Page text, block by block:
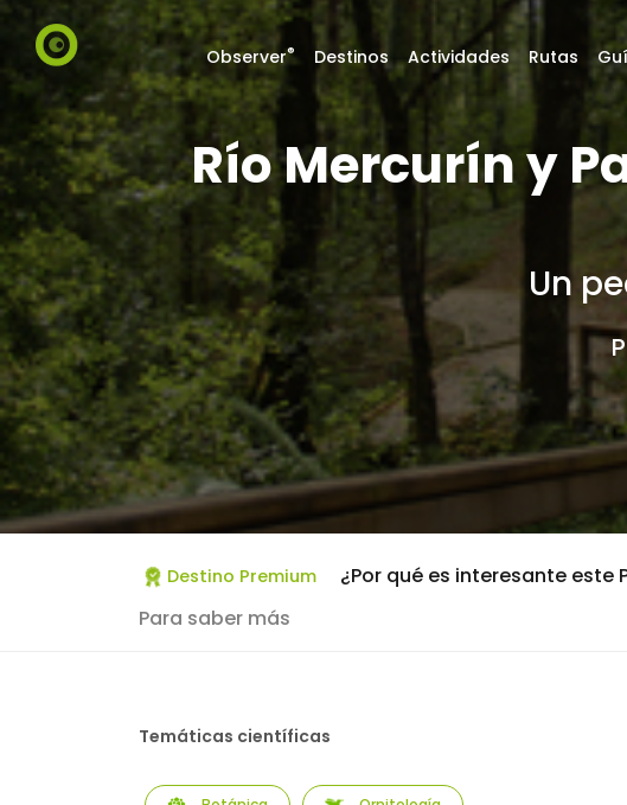
Río Mercurín y
Un
Destino Premium ¿Por qué es interesante este
Para saber más
Temáticas científicas
Observer® Destinos Actividades Rutas